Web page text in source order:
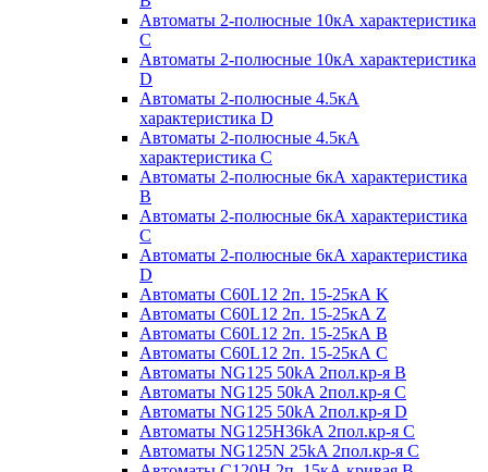
Автоматы 2-полюсные 10кА характеристика
C
Автоматы 2-полюсные 10кА характеристика
D
Автоматы 2-полюсные 4.5кА
характеристика D
Автоматы 2-полюсные 4.5кА
характеристика С
Автоматы 2-полюсные 6кА характеристика
B
Автоматы 2-полюсные 6кА характеристика
C
Автоматы 2-полюсные 6кА характеристика
D
Автоматы C60L12 2п. 15-25кА K
Автоматы C60L12 2п. 15-25кА Z
Автоматы C60L12 2п. 15-25кА B
Автоматы C60L12 2п. 15-25кА C
Автоматы NG125 50kA 2пол.кр-я B
Автоматы NG125 50kA 2пол.кр-я C
Автоматы NG125 50kA 2пол.кр-я D
Автоматы NG125H36kA 2пол.кр-я C
Автоматы NG125N 25kA 2пол.кр-я C